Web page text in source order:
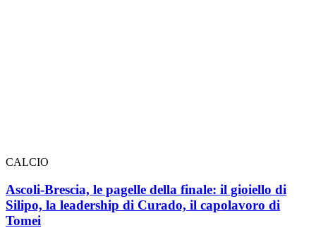
CALCIO
Ascoli-Brescia, le pagelle della finale: il gioiello di
Silipo, la leadership di Curado, il capolavoro di
Tomei